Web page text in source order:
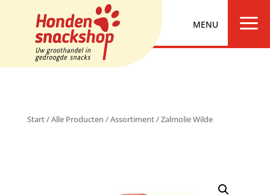
a
Start/Alle Producten /Assortiment/ Zalmolie Wilde